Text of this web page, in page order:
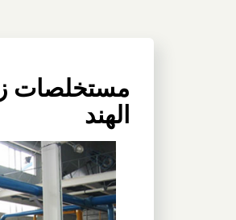
مستخلصات
الهند